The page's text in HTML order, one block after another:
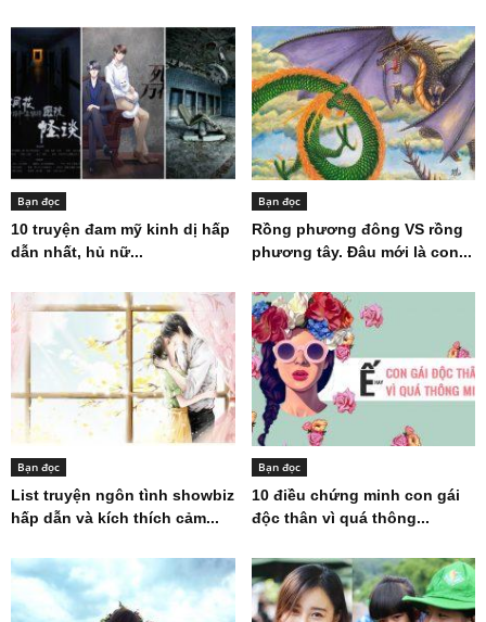
Bạn đọc
10 truyện đam mỹ kinh dị hấp
dẫn nhất, hủ nữ...
Bạn đọc
Rồng phương đông VS rồng
phương tây. Đâu mới là con...
Bạn đọc
List truyện ngôn tình showbiz
hấp dẫn và kích thích cảm...
Bạn đọc
10 điều chứng minh con gái
độc thân vì quá thông...